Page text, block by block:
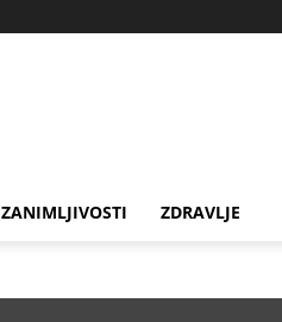
ZANIMLJIVOSTI ZDRAVLJE